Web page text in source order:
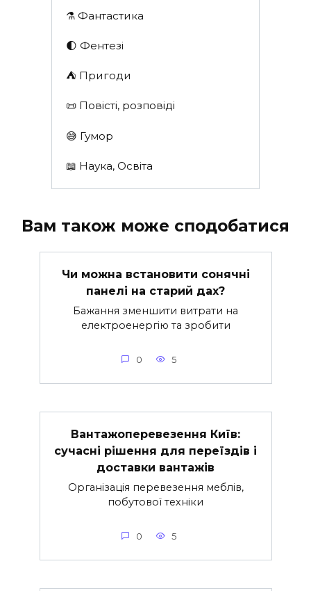
⚗️ Фантастика
🌓 Фентезі
⛺️ Пригоди
📜 Повісті, розповіді
😅 Гумор
📖 Наука, Освіта
Вам також може сподобатися
Чи можна встановити сонячні
панелі на старий дах?
Бажання зменшити витрати на
електроенергію та зробити
0 5
Вантажоперевезення Київ:
сучасні рішення для переїздів і
доставки вантажів
Організація перевезення меблів,
побутової техніки
0 5